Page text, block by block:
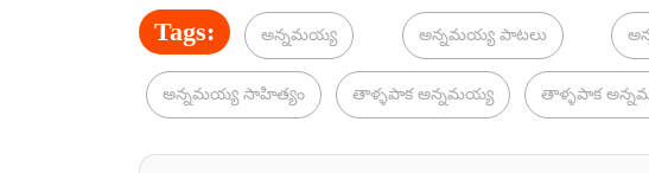
Tags: అన్నమయ్య అన్నమయ్య పాటలు
అన్నమయ్య సాహిత్యం తాళ్ళపాక అన్నమయ్య తాళ్ళపాక